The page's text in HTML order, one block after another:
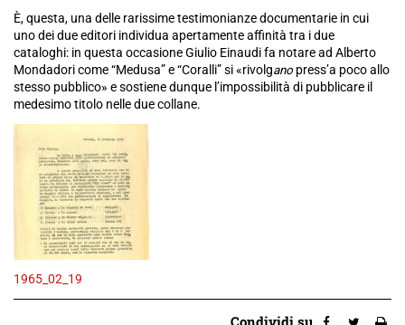
Condividi su
È, questa, una delle rarissime testimonianze documentarie in cui
uno dei due editori individua apertamente affinità tra i due
cataloghi: in questa occasione Giulio Einaudi fa notare ad Alberto
Mondadori come “Medusa” e “Coralli” si «rivolganopress’a poco allo
stesso pubblico» e sostiene dunque l’impossibilità di pubblicare il
medesimo titolo nelle due collane.
1965_02_19